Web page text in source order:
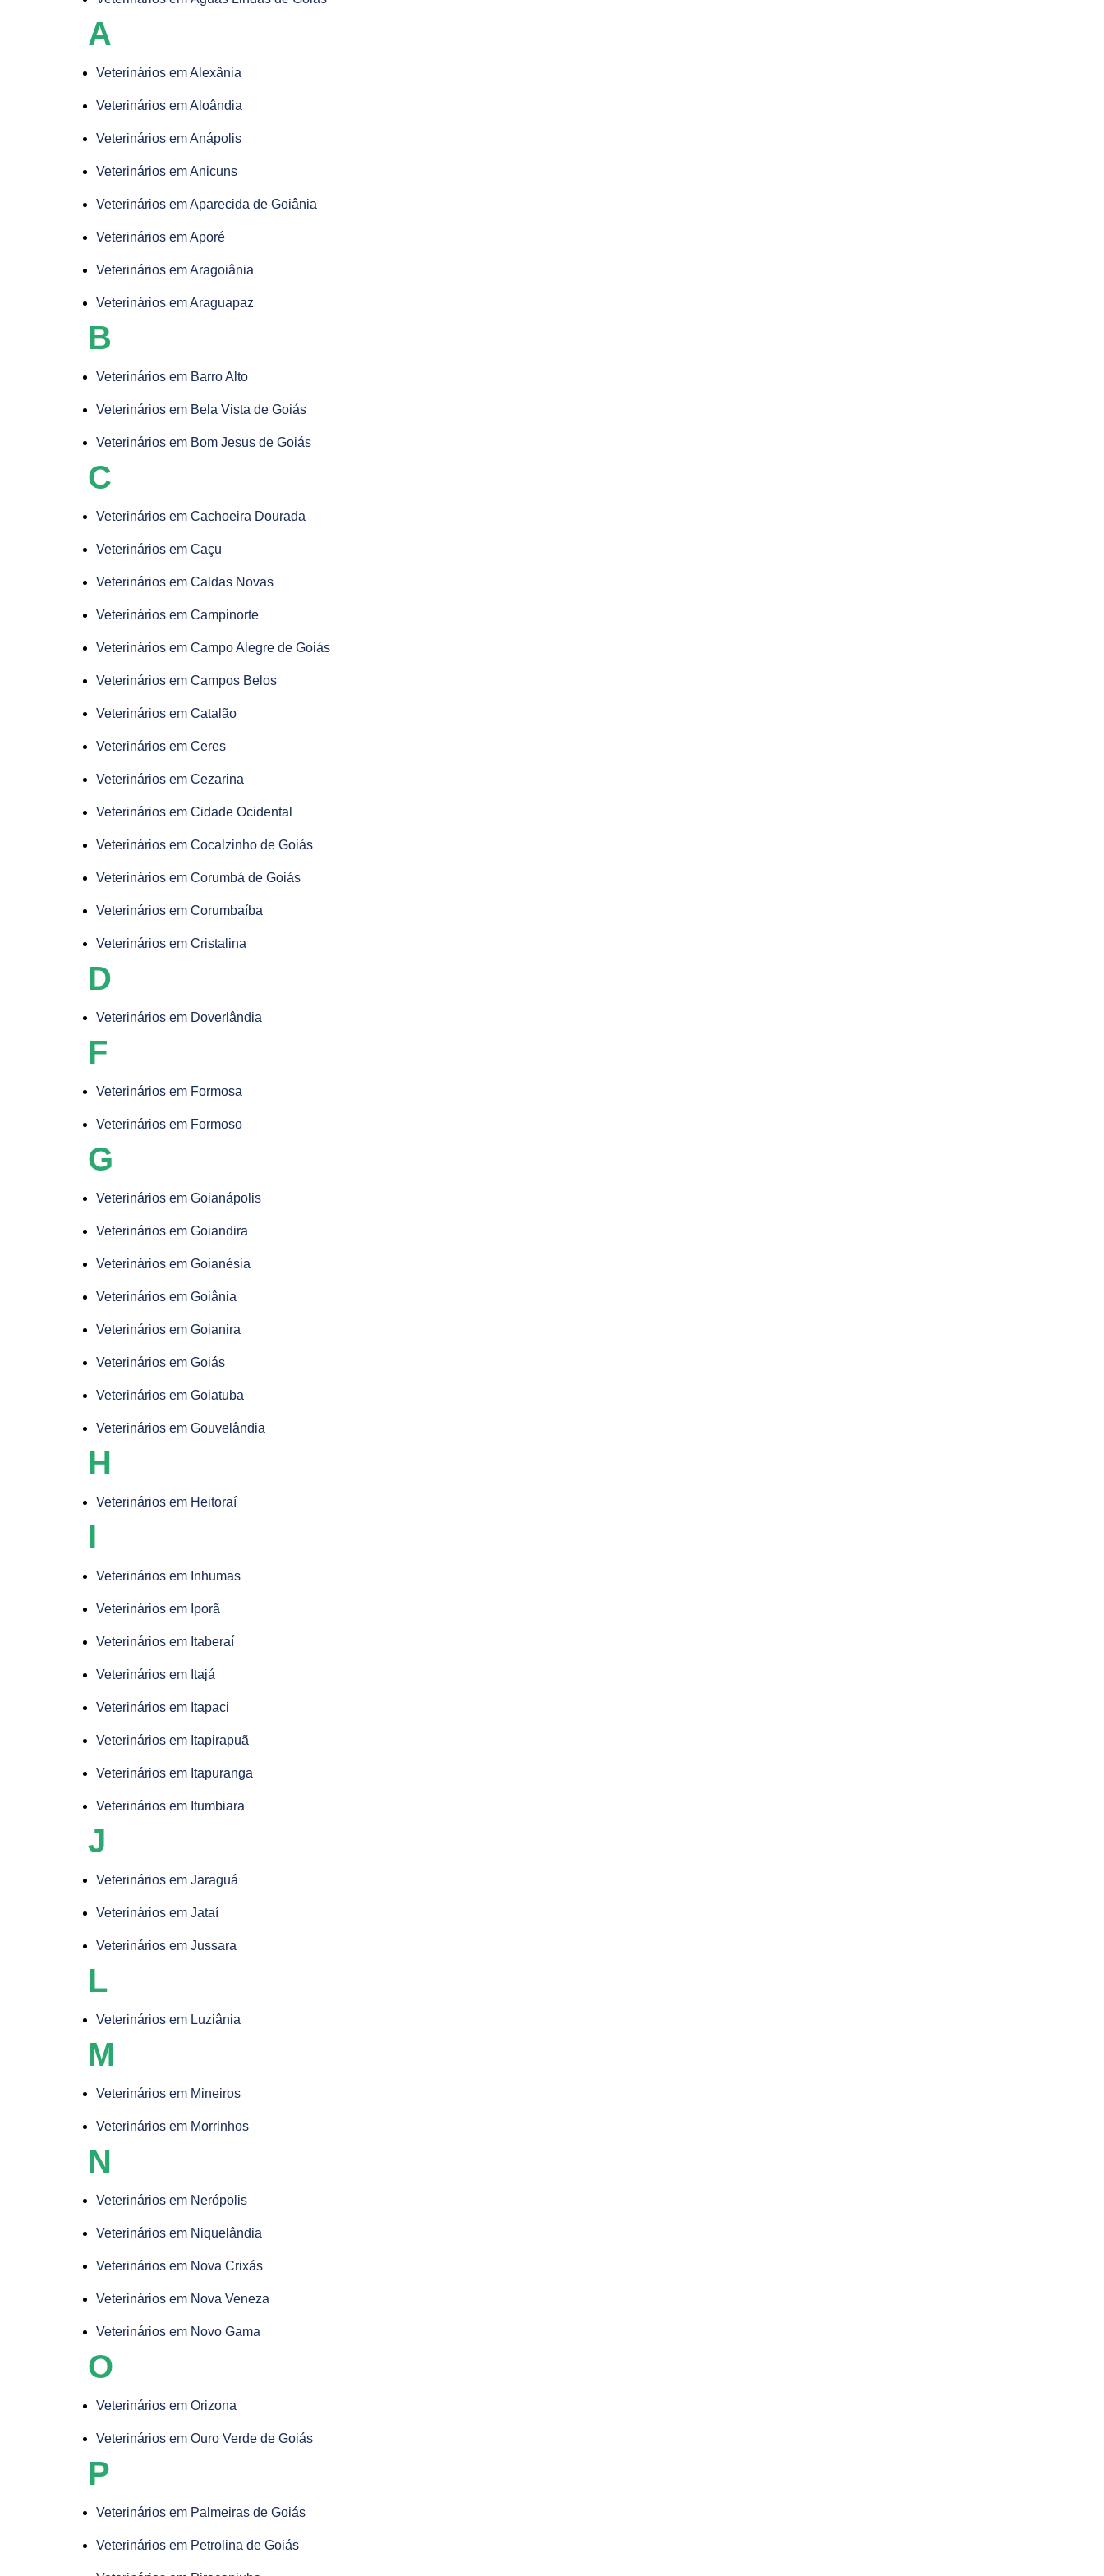
A
Veterinários em Alexânia
Veterinários em Aloândia
Veterinários em Anápolis
Veterinários em Anicuns
Veterinários em Aparecida de Goiânia
Veterinários em Aporé
Veterinários em Aragoiânia
Veterinários em Araguapaz
B
Veterinários em Barro Alto
Veterinários em Bela Vista de Goiás
Veterinários em Bom Jesus de Goiás
C
Veterinários em Cachoeira Dourada
Veterinários em Caçu
Veterinários em Caldas Novas
Veterinários em Campinorte
Veterinários em Campo Alegre de Goiás
Veterinários em Campos Belos
Veterinários em Catalão
Veterinários em Ceres
Veterinários em Cezarina
Veterinários em Cidade Ocidental
Veterinários em Cocalzinho de Goiás
Veterinários em Corumbá de Goiás
Veterinários em Corumbaíba
Veterinários em Cristalina
D
Veterinários em Doverlândia
F
Veterinários em Formosa
Veterinários em Formoso
G
Veterinários em Goianápolis
Veterinários em Goiandira
Veterinários em Goianésia
Veterinários em Goiânia
Veterinários em Goianira
Veterinários em Goiás
Veterinários em Goiatuba
Veterinários em Gouvelândia
H
Veterinários em Heitoraí
I
Veterinários em Inhumas
Veterinários em Iporã
Veterinários em Itaberaí
Veterinários em Itajá
Veterinários em Itapaci
Veterinários em Itapirapuã
Veterinários em Itapuranga
Veterinários em Itumbiara
J
Veterinários em Jaraguá
Veterinários em Jataí
Veterinários em Jussara
L
Veterinários em Luziânia
M
Veterinários em Mineiros
Veterinários em Morrinhos
N
Veterinários em Nerópolis
Veterinários em Niquelândia
Veterinários em Nova Crixás
Veterinários em Nova Veneza
Veterinários em Novo Gama
O
Veterinários em Orizona
Veterinários em Ouro Verde de Goiás
P
Veterinários em Palmeiras de Goiás
Veterinários em Petrolina de Goiás